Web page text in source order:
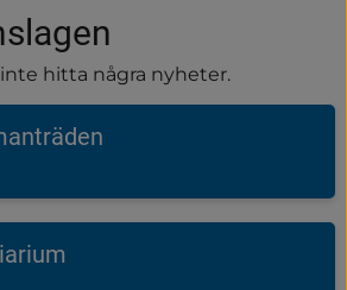
hitta några nyheter.